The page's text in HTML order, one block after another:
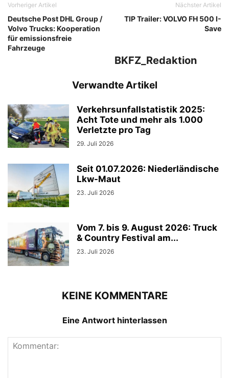
Vorheriger Artikel
Deutsche Post DHL Group /
Volvo Trucks: Kooperation
für emissionsfreie
Fahrzeuge
Nächster Artikel
TIP Trailer: VOLVO FH 500 I-
Save
BKFZ_Redaktion
Verwandte Artikel
Verkehrsunfallstatistik 2025:
Acht Tote und mehr als 1.000
Verletzte pro Tag
29. Juli 2026
Seit 01.07.2026: Niederländische
Lkw-Maut
23. Juli 2026
Vom 7. bis 9. August 2026: Truck
& Country Festival am...
23. Juli 2026
KEINE KOMMENTARE
Eine Antwort hinterlassen